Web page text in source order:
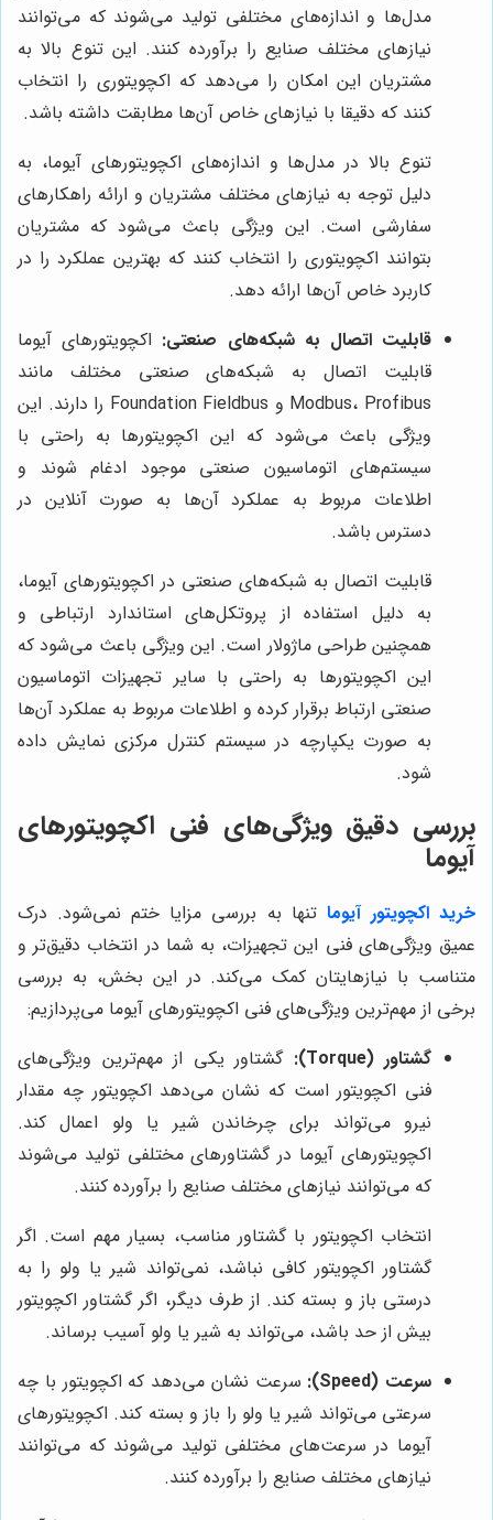
مدل‌ها و اندازه‌های مختلفی تولید می‌شوند که می‌توانند
نیازهای مختلف صنایع را برآورده کنند. این تنوع بالا به
مشتریان این امکان را می‌دهد که اکچویتوری را انتخاب
کنند که دقیقا با نیازهای خاص آن‌ها مطابقت داشته باشد.
تنوع بالا در مدل‌ها و اندازه‌های اکچویتورهای آیوما، به
دلیل توجه به نیازهای مختلف مشتریان و ارائه راهکارهای
سفارشی است. این ویژگی باعث می‌شود که مشتریان
بتوانند اکچویتوری را انتخاب کنند که بهترین عملکرد را در
کاربرد خاص آن‌ها ارائه دهد.
قابلیت اتصال به شبکه‌های صنعتی: اکچویتورهای آیوما
قابلیت اتصال به شبکه‌های صنعتی مختلف مانند
Modbus، Profibus و Foundation Fieldbus را دارند. این
ویژگی باعث می‌شود که این اکچویتورها به راحتی با
سیستم‌های اتوماسیون صنعتی موجود ادغام شوند و
اطلاعات مربوط به عملکرد آن‌ها به صورت آنلاین در
دسترس باشد.
قابلیت اتصال به شبکه‌های صنعتی در اکچویتورهای آیوما،
به دلیل استفاده از پروتکل‌های استاندارد ارتباطی و
همچنین طراحی ماژولار است. این ویژگی باعث می‌شود که
این اکچویتورها به راحتی با سایر تجهیزات اتوماسیون
صنعتی ارتباط برقرار کرده و اطلاعات مربوط به عملکرد آن‌ها
به صورت یکپارچه در سیستم کنترل مرکزی نمایش داده
شود.
بررسی دقیق ویژگی‌های فنی اکچویتورهای
آیوما
خرید اکچویتور آیوما تنها به بررسی مزایا ختم نمی‌شود. درک
عمیق ویژگی‌های فنی این تجهیزات، به شما در انتخاب دقیق‌تر و
متناسب با نیازهایتان کمک می‌کند. در این بخش، به بررسی
برخی از مهم‌ترین ویژگی‌های فنی اکچویتورهای آیوما می‌پردازیم:
گشتاور (Torque):
گشتاور یکی از مهم‌ترین ویژگی‌های
فنی اکچویتور است که نشان می‌دهد اکچویتور چه مقدار
نیرو می‌تواند برای چرخاندن شیر یا ولو اعمال کند.
اکچویتورهای آیوما در گشتاورهای مختلفی تولید می‌شوند
که می‌توانند نیازهای مختلف صنایع را برآورده کنند.
انتخاب اکچویتور با گشتاور مناسب، بسیار مهم است. اگر
گشتاور اکچویتور کافی نباشد، نمی‌تواند شیر یا ولو را به
درستی باز و بسته کند. از طرف دیگر، اگر گشتاور اکچویتور
بیش از حد باشد، می‌تواند به شیر یا ولو آسیب برساند.
سرعت (Speed):
سرعت نشان می‌دهد که اکچویتور با چه
سرعتی می‌تواند شیر یا ولو را باز و بسته کند. اکچویتورهای
آیوما در سرعت‌های مختلفی تولید می‌شوند که می‌توانند
نیازهای مختلف صنایع را برآورده کنند.